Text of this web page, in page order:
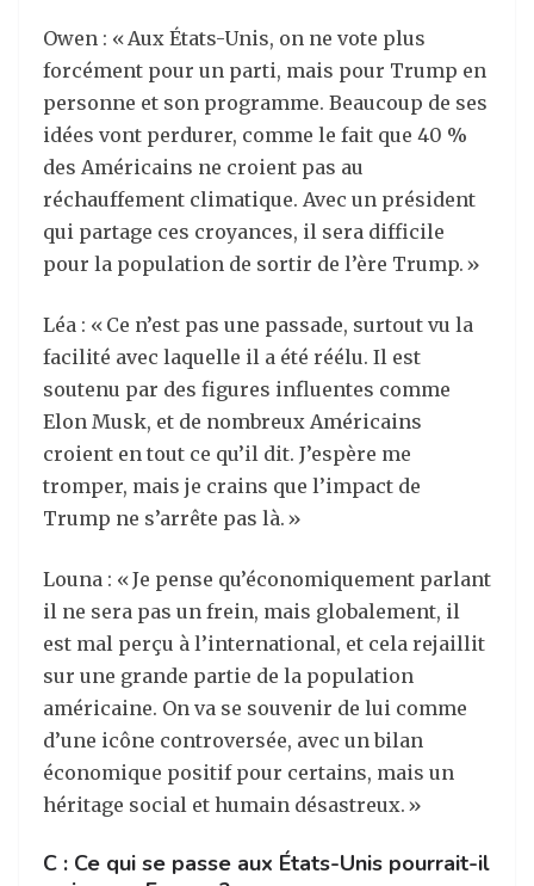
Owen : « Aux États-Unis, on ne vote plus
forcément pour un parti, mais pour Trump en
personne et son programme. Beaucoup de ses
idées vont perdurer, comme le fait que 40 %
des Américains ne croient pas au
réchauffement climatique. Avec un président
qui partage ces croyances, il sera difficile
pour la population de sortir de l’ère Trump. »
Léa : « Ce n’est pas une passade, surtout vu la
facilité avec laquelle il a été réélu. Il est
soutenu par des figures influentes comme
Elon Musk, et de nombreux Américains
croient en tout ce qu’il dit. J’espère me
tromper, mais je crains que l’impact de
Trump ne s’arrête pas là. »
Louna : « Je pense qu’économiquement parlant
il ne sera pas un frein, mais globalement, il
est mal perçu à l’international, et cela rejaillit
sur une grande partie de la population
américaine. On va se souvenir de lui comme
d’une icône controversée, avec un bilan
économique positif pour certains, mais un
héritage social et humain désastreux. »
C : Ce qui se passe aux États-Unis pourrait-il